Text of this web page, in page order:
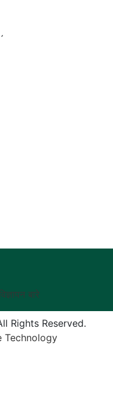
बारे
Rights Reserved.
Technology